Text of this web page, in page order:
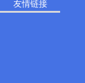
友情链接